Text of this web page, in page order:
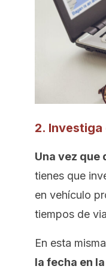
2.
Una vez que
tienes que
en vehículo
tiempos de
En esta
la fecha en